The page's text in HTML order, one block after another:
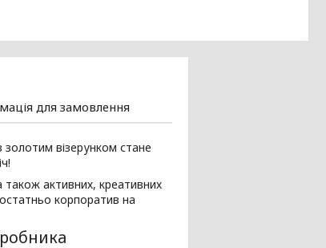
для замовлення
візерунком стане
активних, креативних
корпоратив на